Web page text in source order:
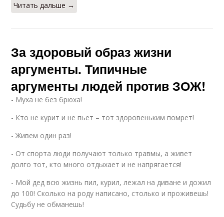
Читать дальше →
За здоровый образ жизни
аргументы. Типичные
аргументы людей против ЗОЖ!
- Муха не без брюха!
- Кто не курит и не пьет – тот здоровеньким помрет!
- Живем один раз!
- От спорта люди получают только травмы, а живет
долго тот, кто много отдыхает и не напрягается!
- Мой дед всю жизнь пил, курил, лежал на диване и дожил
до 100! Сколько на роду написано, столько и проживешь!
Судьбу не обманешь!